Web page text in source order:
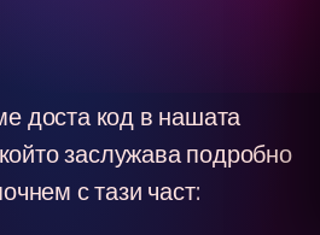
доста код в нашата
заслужава подробно
с тази част: